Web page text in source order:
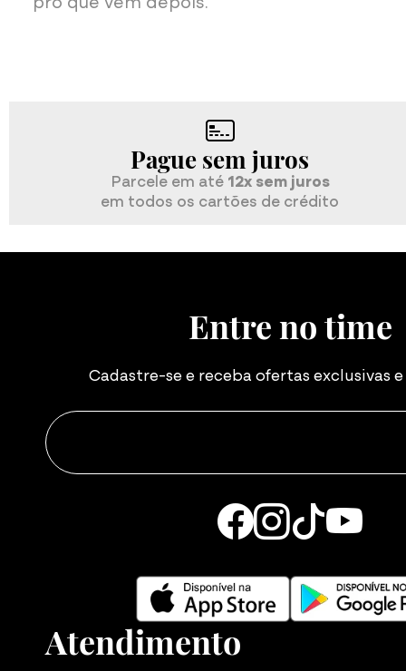
Pague sem juros
Parcele em até 12x sem juros
em todos os cartões de crédito
Entre no time
Cadastre-se e receba ofertas exclusivas
Atendimento